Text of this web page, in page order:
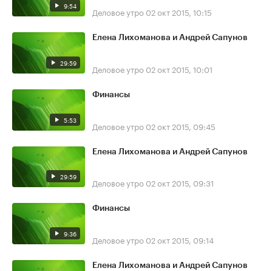
9:54 Деловое утро 02 окт 2015, 10:15
29:59
Елена Лихоманова и Андрей Сапунов
Деловое утро 02 окт 2015, 10:01
5:53
Финансы
Деловое утро 02 окт 2015, 09:45
29:59
Елена Лихоманова и Андрей Сапунов
Деловое утро 02 окт 2015, 09:31
9:36
Финансы
Деловое утро 02 окт 2015, 09:14
Елена Лихоманова и Андрей Сапунов